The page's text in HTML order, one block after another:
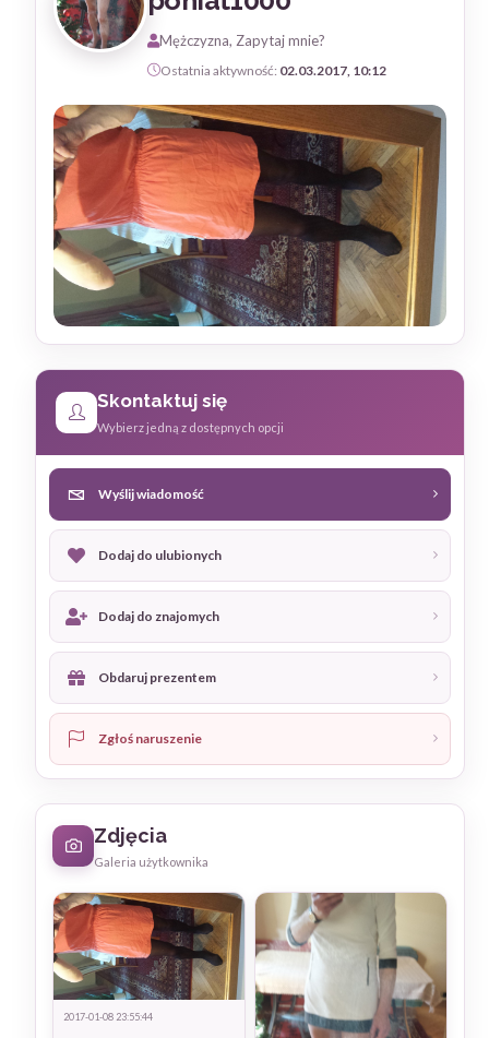
Mężczyzna, Zapytaj mnie?
Ostatnia aktywność: 02.03.2017, 10:12
Skontaktuj się
Wybierz jedną z dostępnych opcji
Wyślij wiadomość
Dodaj do ulubionych
Dodaj do znajomych
Obdaruj prezentem
Zgłoś naruszenie
Zdjęcia
Galeria użytkownika
2017-01-08 23:55:44